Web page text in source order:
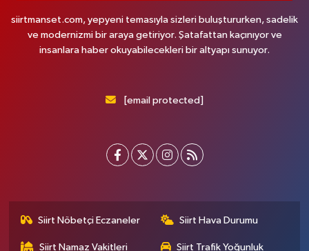
siirtmanset.com, yepyeni temasıyla sizleri buluştururken, sadelik
ve modernizmi bir araya getiriyor. Şatafattan kaçınıyor ve
insanlara haber okuyabilecekleri bir altyapı sunuyor.
[email protected]
Siirt Nöbetçi Eczaneler Siirt Hava Durumu
Siirt Namaz Vakitleri Siirt Trafik Yoğunluk